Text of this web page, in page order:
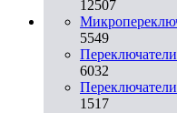
12507
5549
6032
1517